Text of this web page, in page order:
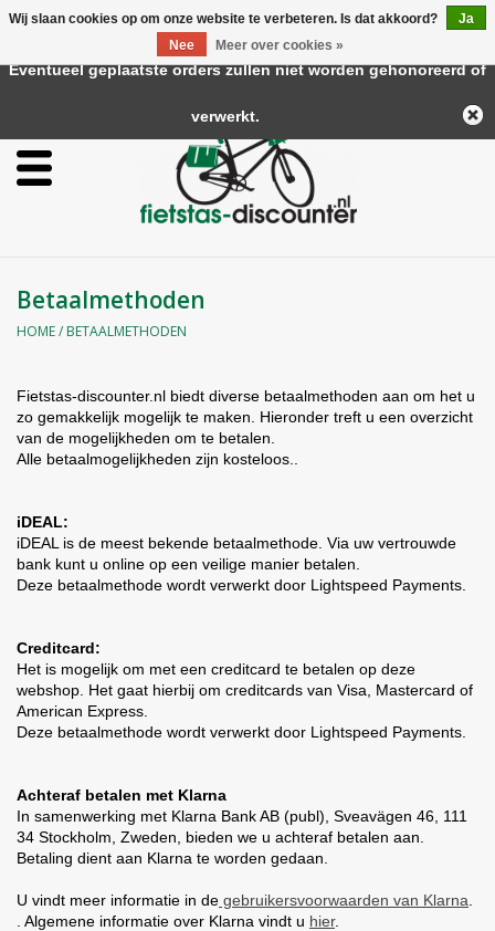
Dubbele fietstassen
Stuurtassen
Frametassen
Betaalmethoden
HOME/ BETAALMETHODEN
Fietstas-discounter.nl biedt diverse betaalmethoden aan om het u
zo gemakkelijk mogelijk te maken. Hieronder treft u een overzicht
van de mogelijkheden om te betalen.
Alle betaalmogelijkheden zijn kosteloos..
iDEAL:
iDEAL is de meest bekende betaalmethode. Via uw vertrouwde
bank kunt u online op een veilige manier betalen.
Deze betaalmethode wordt verwerkt door Lightspeed Payments.
Creditcard:
Het is mogelijk om met een creditcard te betalen op deze
webshop. Het gaat hierbij om creditcards van Visa, Mastercard of
American Express.
Deze betaalmethode wordt verwerkt door Lightspeed Payments.
Achteraf betalen met Klarna
In samenwerking met Klarna Bank AB (publ), Sveavägen 46, 111
34 Stockholm, Zweden, bieden we u achteraf betalen aan.
Betaling dient aan Klarna te worden gedaan.
U vindt meer informatie in de gebruikersvoorwaarden van Klarna
. Algemene informatie over Klarna vindt u hier.
Wij slaan cookies op om onze website te verbeteren. Is dat akkoord?
Ja
Nee
Meer over cookies »
← Keer terug naar de backofficeDeze winkel is in aanbouw.
Eventueel geplaatste orders zullen niet worden gehonoreerd of
verwerkt.